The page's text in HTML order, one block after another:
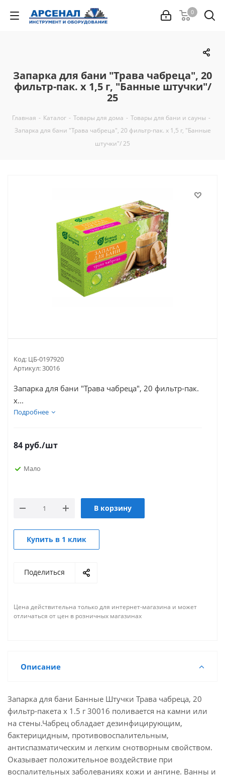
0
Запарка для бани "Трава чабреца", 20
фильтр-пак. х 1,5 г, "Банные штучки"/
25
Главная - Каталог - Товары для дома - Товары для бани и сауны -
Запарка для бани "Трава чабреца", 20 фильтр-пак. х 1,5 г, "Банные
штучки"/ 25
Код: ЦБ-0197920
Артикул:30016
Запарка для бани "Трава чабреца", 20 фильтр-пак.
х...
Подробнее
84 руб./шт
Мало
В корзину
Купить в 1 клик
Поделиться
Цена действительна только для интернет-магазина и может
отличаться от цен в розничных магазинах
Описание
Запарка для бани Банные Штучки Трава чабреца, 20
фильтр-пакета х 1.5 г 30016 поливается на камни или
на стены.Чабрец обладает дезинфицирующим,
бактерицидным, противовоспалительным,
антиспазматическим и легким снотворным свойством.
Оказывает положительное воздействие при
воспалительных заболеваниях кожи и ангине. Ванны и